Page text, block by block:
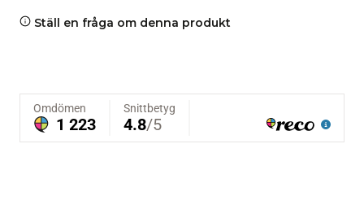
Ställ en fråga om denna produkt